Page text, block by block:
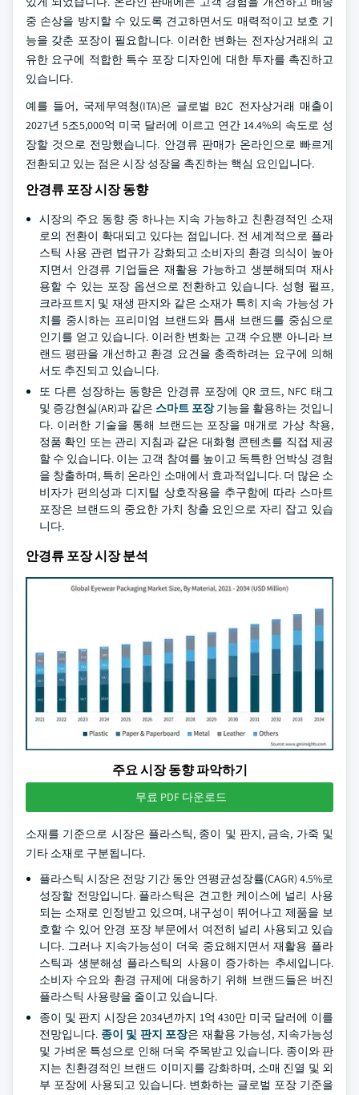
중 손상을 방지할 수 있도록 견고하면서도 매력적이고 보호 기
능을 갖춘 포장이 필요합니다. 이러한 변화는 전자상거래의 고
유한 요구에 적합한 특수 포장 디자인에 대한 투자를 촉진하고
있습니다.
예를 들어, 국제무역청(ITA)은 글로벌 B2C 전자상거래 매출이
2027년 5조5,000억 미국 달러에 이르고 연간 14.4%의 속도로 성
장할 것으로 전망했습니다. 안경류 판매가 온라인으로 빠르게
전환되고 있는 점은 시장 성장을 촉진하는 핵심 요인입니다.
안경류 포장 시장 동향
시장의 주요 동향 중 하나는 지속 가능하고 친환경적인 소재
로의 전환이 확대되고 있다는 점입니다. 전 세계적으로 플라
스틱 사용 관련 법규가 강화되고 소비자의 환경 의식이 높아
지면서 안경류 기업들은 재활용 가능하고 생분해되며 재사
용할 수 있는 포장 옵션으로 전환하고 있습니다. 성형 펄프,
크라프트지 및 재생 판지와 같은 소재가 특히 지속 가능성 가
치를 중시하는 프리미엄 브랜드와 틈새 브랜드를 중심으로
인기를 얻고 있습니다. 이러한 변화는 고객 수요뿐 아니라 브
랜드 평판을 개선하고 환경 요건을 충족하려는 요구에 의해
서도 추진되고 있습니다.
또 다른 성장하는 동향은 안경류 포장에 QR 코드, NFC 태그
및 증강현실(AR)과 같은 스마트 포장기능을 활용하는 것입니
다. 이러한 기술을 통해 브랜드는 포장을 매개로 가상 착용,
정품 확인 또는 관리 지침과 같은 대화형 콘텐츠를 직접 제공
할 수 있습니다. 이는 고객 참여를 높이고 독특한 언박싱 경험
을 창출하며, 특히 온라인 소매에서 효과적입니다. 더 많은 소
비자가 편의성과 디지털 상호작용을 추구함에 따라 스마트
포장은 브랜드의 중요한 가치 창출 요인으로 자리 잡고 있습
니다.
안경류 포장 시장 분석
주요 시장 동향 파악하기
무료 PDF 다운로드
소재를 기준으로 시장은 플라스틱, 종이 및 판지, 금속, 가죽 및
기타 소재로 구분됩니다.
플라스틱 시장은 전망 기간 동안 연평균성장률(CAGR) 4.5%로
성장할 전망입니다. 플라스틱은 견고한 케이스에 널리 사용
되는 소재로 인정받고 있으며, 내구성이 뛰어나고 제품을 보
호할 수 있어 안경 포장 부문에서 여전히 널리 사용되고 있습
니다. 그러나 지속가능성이 더욱 중요해지면서 재활용 플라
스틱과 생분해성 플라스틱의 사용이 증가하는 추세입니다.
소비자 수요와 환경 규제에 대응하기 위해 브랜드들은 버진
플라스틱 사용량을 줄이고 있습니다.
종이 및 판지 시장은 2034년까지 1억 430만 미국 달러에 이를
전망입니다. 종이 및 판지 포장은 재활용 가능성, 지속가능성
및 가벼운 특성으로 인해 더욱 주목받고 있습니다. 종이와 판
지는 친환경적인 브랜드 이미지를 강화하며, 소매 진열 및 외
부 포장에 사용되고 있습니다. 변화하는 글로벌 포장 기준을